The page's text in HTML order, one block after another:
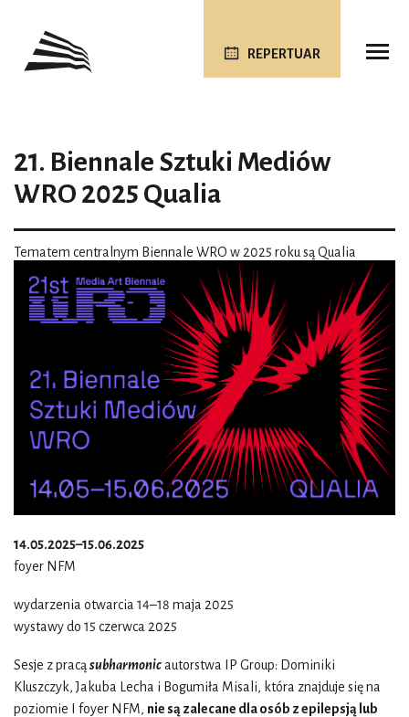
REPERTUAR
21. Biennale Sztuki Mediów
WRO 2025 Qualia
Tematem centralnym Biennale WRO w 2025 roku są Qualia
14.05.2025–15.06.2025
foyer NFM
wydarzenia otwarcia 14–18 maja 2025
wystawy do 15 czerwca 2025
Sesje z pracą subharmonicautorstwa IP Group: Dominiki
Kluszczyk, Jakuba Lecha i Bogumiła Misali, która znajduje się na
poziomie I foyer NFM, nie są zalecane dla osób z epilepsją lub